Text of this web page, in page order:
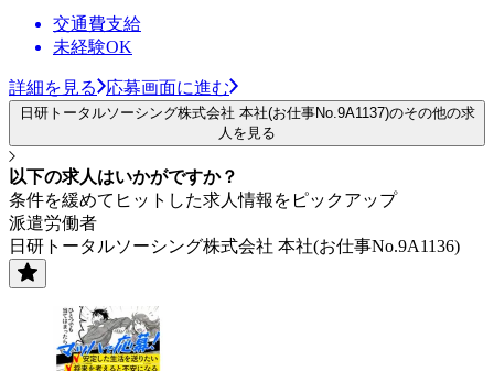
交通費支給
未経験OK
詳細を見る 応募画面に進む
日研トータルソーシング株式会社 本社(お仕事No.9A1137)のその他の求
人を見る
以下の求人はいかがですか？
条件を緩めてヒットした求人情報をピックアップ
派遣労働者
日研トータルソーシング株式会社 本社(お仕事No.9A1136)